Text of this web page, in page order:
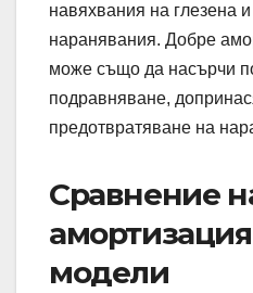
навяхвания на глезена
наранявания. Добре
може също да насърчи
подравняване,
предотвратяване на
Сравнение
модели